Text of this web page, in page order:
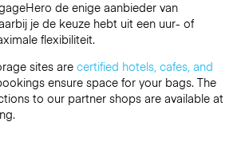
de enige aanbieder van
je de keuze hebt uit een uur- of
flexibiliteit.
sites are certified hotels, cafes, and
ensure space for your bags. The
to our partner shops are available at